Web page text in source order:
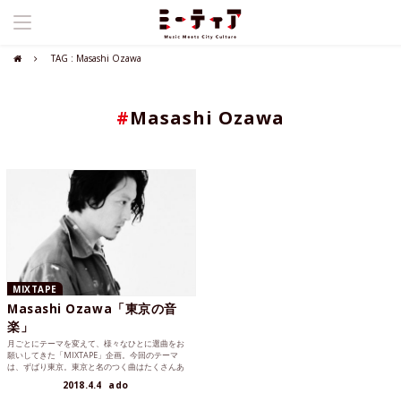
TAG : Masashi Ozawa
#Masashi Ozawa
MIXTAPE
Masashi Ozawa「東京の音
楽」
月ごとにテーマを変えて、様々なひとに選曲をお
願いしてきた「MIXTAPE」企画。今回のテーマ
は、ずばり東京。東京と名のつく曲はたくさんあ
2018.4.4 ado